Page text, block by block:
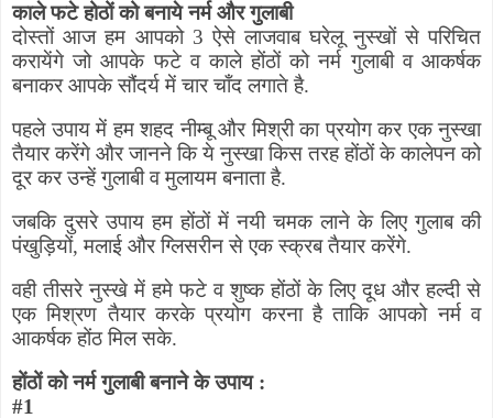
काले फटे होठों को बनाये नर्म और गुलाबी
दोस्तों आज हम आपको 3 ऐसे लाजवाब घरेलू नुस्खों से परिचित
करायेंगे जो आपके फटे व काले होंठों को नर्म गुलाबी व आकर्षक
बनाकर आपके सौंदर्य में चार चाँद लगाते है.
पहले उपाय में हम शहद नीम्बू और मिश्री का प्रयोग कर एक नुस्खा
तैयार करेंगे और जानने कि ये नुस्खा किस तरह होंठों के कालेपन को
दूर कर उन्हें गुलाबी व मुलायम बनाता है.
जबकि दुसरे उपाय हम होंठों में नयी चमक लाने के लिए गुलाब की
पंखुड़ियों,मलाई और ग्लिसरीन से एक स्क्रब तैयार करेंगे.
वही तीसरे नुस्खे में हमे फटे व शुष्क होंठों के लिए दूध और हल्दी से
एक मिश्रण तैयार करके प्रयोग करना है ताकि आपको नर्म व
आकर्षक होंठ मिल सके.
होंठों को नर्म गुलाबी बनाने के उपाय :
#1